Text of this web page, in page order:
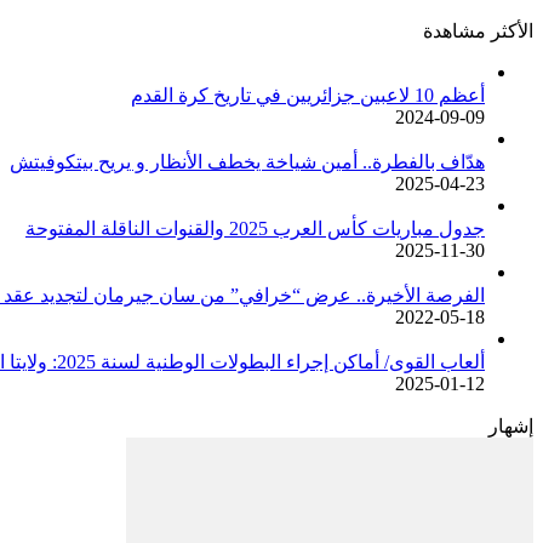
الأكثر مشاهدة
أعظم 10 لاعبين جزائريين في تاريخ كرة القدم
2024-09-09
هدّاف بالفطرة.. أمين شياخة يخطف الأنظار و يريح بيتكوفيتش
2025-04-23
جدول مباريات كأس العرب 2025 والقنوات الناقلة المفتوحة
2025-11-30
الفرصة الأخيرة.. عرض “خرافي” من سان جيرمان لتجديد عقد
2022-05-18
ألعاب القوى/ أماكن إجراء البطولات الوطنية لسنة 2025: ولايتا الجزائر وبجاية تحتضنان أغلبية المسابقات /اتحادية/
2025-01-12
إشهار